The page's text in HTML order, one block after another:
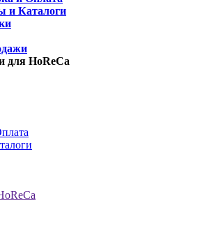
и Каталоги
для HoReCa